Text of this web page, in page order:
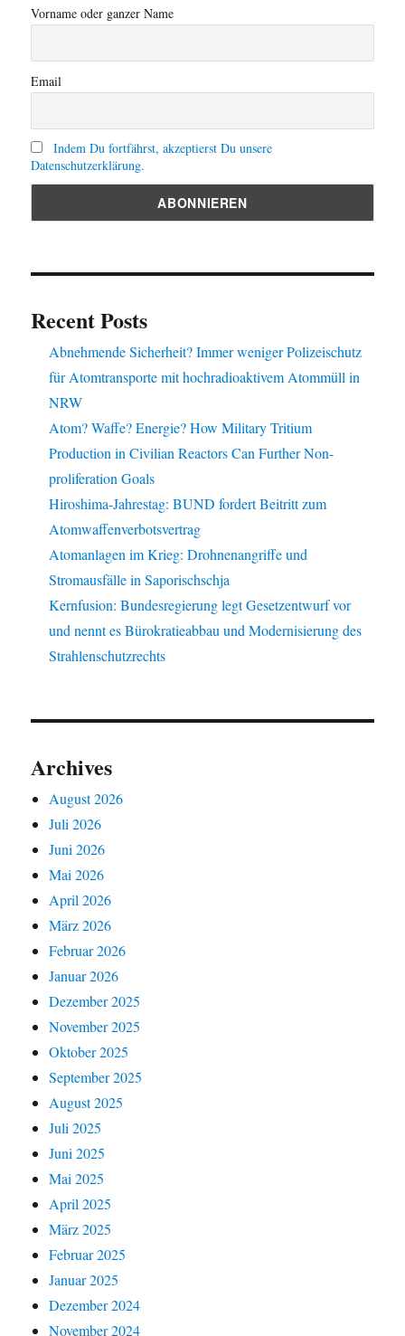
Vorname oder ganzer Name
Email
Indem Du fortfährst, akzeptierst Du unsere
Datenschutzerklärung.
Recent Posts
Abnehmende Sicherheit? Immer weniger Polizeischutz
für Atomtransporte mit hochradioaktivem Atommüll in
NRW
Atom? Waffe? Energie? How Military Tritium
Production in Civilian Reactors Can Further Non-
proliferation Goals
Hiroshima-Jahrestag: BUND fordert Beitritt zum
Atomwaffenverbotsvertrag
Atomanlagen im Krieg: Drohnenangriffe und
Stromausfälle in Saporischschja
Kernfusion: Bundesregierung legt Gesetzentwurf vor
und nennt es Bürokratieabbau und Modernisierung des
Strahlenschutzrechts
Archives
August 2026
Juli 2026
Juni 2026
Mai 2026
April 2026
März 2026
Februar 2026
Januar 2026
Dezember 2025
November 2025
Oktober 2025
September 2025
August 2025
Juli 2025
Juni 2025
Mai 2025
April 2025
März 2025
Februar 2025
Januar 2025
Dezember 2024
November 2024